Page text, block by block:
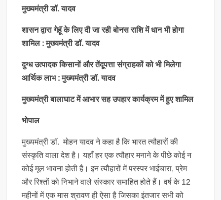
मुख्यमंत्री डॉ. यादव
शासन द्वारा गेहॅू के लिए दी जा रही बोनस राशि में धान भी होगा
शामिल : मुख्यमंत्री डॉ. यादव
दुग्ध उत्पादक किसानों और तेंदूपत्ता संग्राहकों को भी मिलेगा
आर्थिक लाभ : मुख्यमंत्री डॉ. यादव
मुख्यमंत्री बालाघाट में आभार सह उपहार कार्यक्रम में हुए शामिल
भोपाल
मुख्यमंत्री डॉ. मोहन यादव ने कहा है कि भारत त्यौहारों की
संस्कृति वाला देश है। यहाँ हर एक त्यौहार मनाने के पीछे कोई न
कोई मूल भावना होती है। इन त्यौहारों में परस्पर भाईचारा, प्रेम
और रिश्तों को निभाने वाले संस्कार समाहित होते हैं। वर्ष के 12
महीनों में एक मास श्रावण ही ऐसा है जिसका इंतजार सभी को